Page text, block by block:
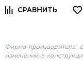
Фирма-производитель
изменений в